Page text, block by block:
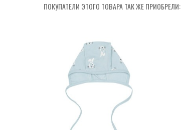
ПОКУПАТЕЛИ ЭТОГО ТОВАРА ТАК ЖЕ ПРИОБРЕЛИ: